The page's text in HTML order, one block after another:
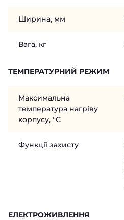
Ширина, мм
Вага, кг
ТЕМПЕРАТУРНИЙ РЕЖИМ
Максимальна
температура нагріву
корпусу, °С
Функції захисту
ЕЛЕКТРОЖИВЛЕННЯ